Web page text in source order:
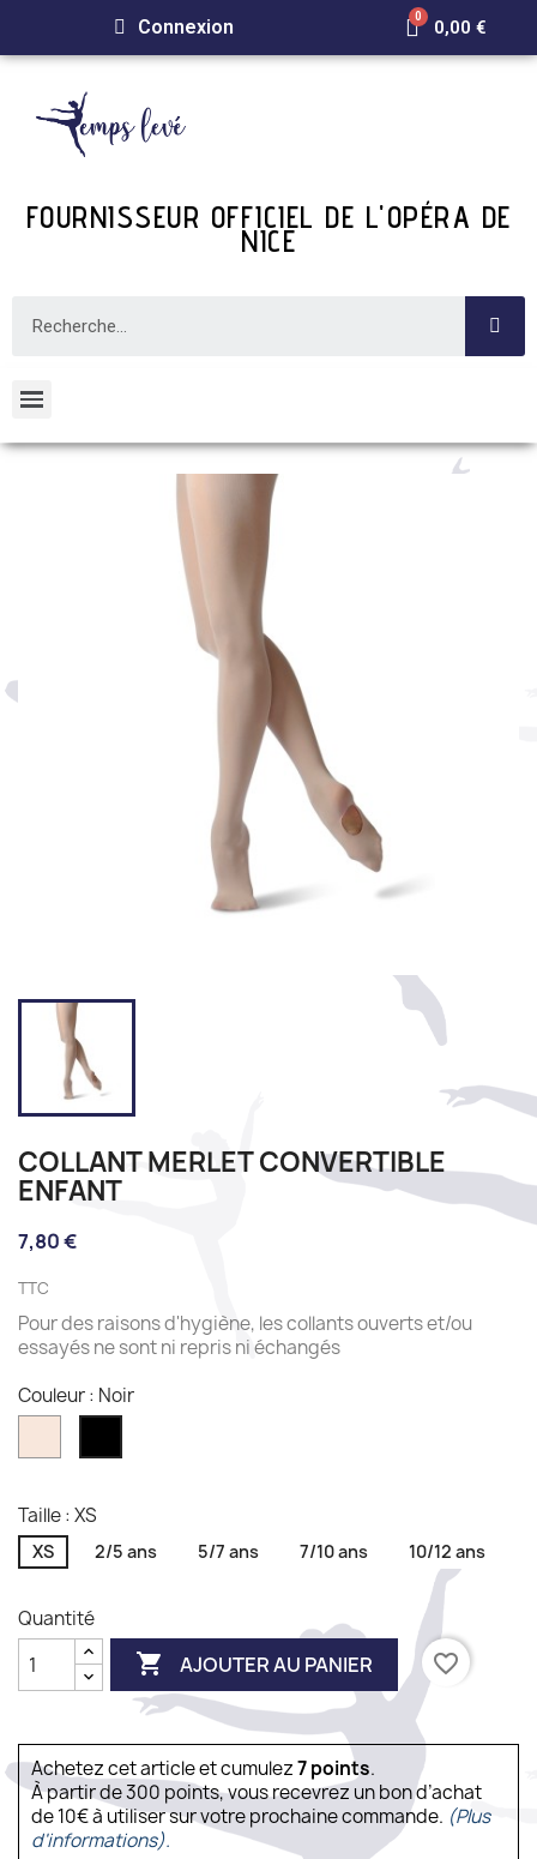
Connexion 0,00 €
FOURNISSEUR OFFICIEL DE L'OPÉRA DE
NICE
COLLANT MERLET CONVERTIBLE
ENFANT
7,80 €
TTC
Pour des raisons d'hygiène, les collants ouverts et/ou
essayés ne sont ni repris ni échangés
Couleur : Noir
Taille : XS
XS 2/5 ans 5/7 ans 7/10 ans 10/12 ans
Quantité
 AJOUTER AU PANIER favorite_border
Achetez cet article et cumulez7points.
À partir de 300 points, vous recevrez un bon d’achat
de 10€ à utiliser sur votre prochaine commande. (Plus
d'informations).